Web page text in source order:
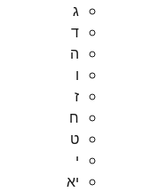
ג
ד
ה
ו
ז
ח
ט
י
יא